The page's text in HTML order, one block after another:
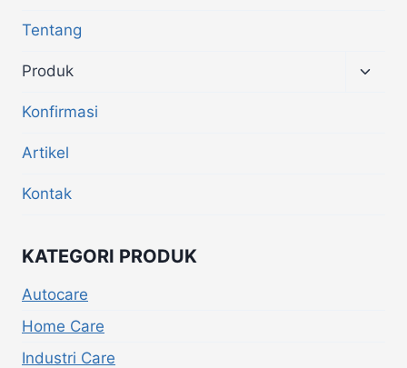
Tentang
Produk
Konfirmasi
Artikel
Kontak
KATEGORI PRODUK
Autocare
Home Care
Industri Care